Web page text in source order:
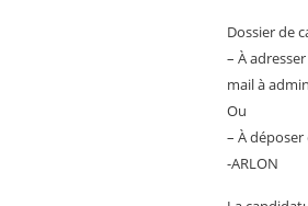
Dossier de
– À
mail à
Ou
– À
-ARLON